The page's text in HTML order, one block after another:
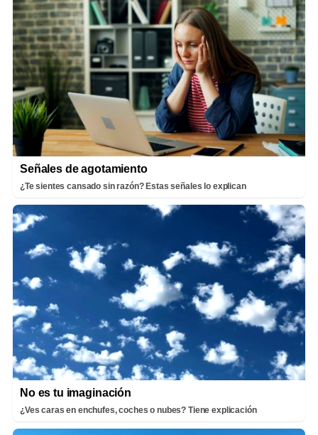
Señales de agotamiento
¿Te sientes cansado sin razón? Estas señales lo explican
No es tu imaginación
¿Ves caras en enchufes, coches o nubes? Tiene explicación